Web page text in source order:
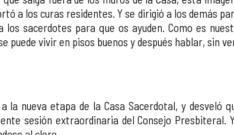
a los curas residentes. Y se dirigió a los demás
sacerdotes para que os ayuden. Como es
puede vivir en pisos buenos y después hablar, sin
nueva etapa de la Casa Sacerdotal, y desveló
sesión extraordinaria del Consejo Presbiteral.